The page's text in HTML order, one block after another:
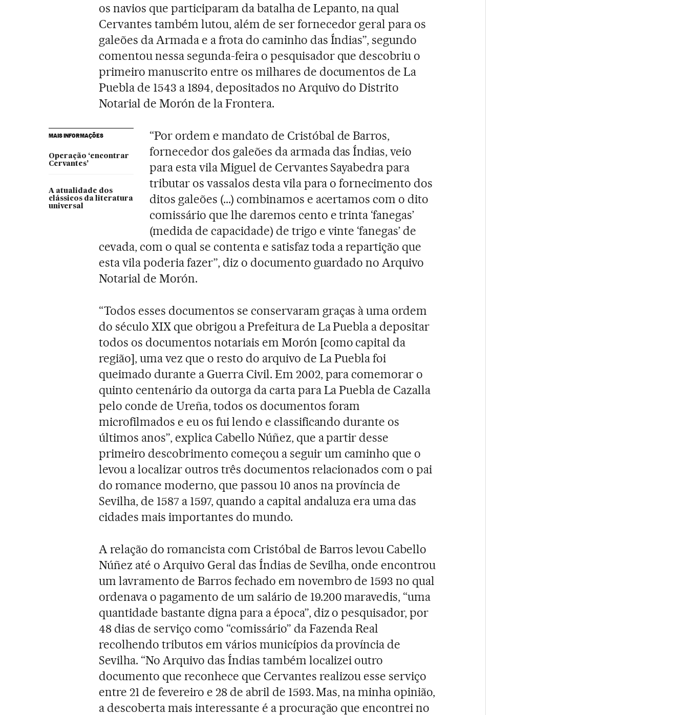
os navios que participaram da batalha de Lepanto, na qual
Cervantes também lutou, além de ser fornecedor geral para os
galeões da Armada e a frota do caminho das Índias”, segundo
comentou nessa segunda-feira o pesquisador que descobriu o
primeiro manuscrito entre os milhares de documentos de La
Puebla de 1543 a 1894, depositados no Arquivo do Distrito
Notarial de Morón de la Frontera.
MAIS INFORMAÇÕES
Operação ‘encontrar
Cervantes’
A atualidade dos
clássicos da literatura
universal
“Por ordem e mandato de Cristóbal de Barros,
fornecedor dos galeões da armada das Índias, veio
para esta vila Miguel de Cervantes Sayabedra para
tributar os vassalos desta vila para o fornecimento dos
ditos galeões (...) combinamos e acertamos com o dito
comissário que lhe daremos cento e trinta ‘fanegas’
(medida de capacidade) de trigo e vinte ‘fanegas’ de
cevada, com o qual se contenta e satisfaz toda a repartição que
esta vila poderia fazer”, diz o documento guardado no Arquivo
Notarial de Morón.
“Todos esses documentos se conservaram graças à uma ordem
do século XIX que obrigou a Prefeitura de La Puebla a depositar
todos os documentos notariais em Morón [como capital da
região], uma vez que o resto do arquivo de La Puebla foi
queimado durante a Guerra Civil. Em 2002, para comemorar o
quinto centenário da outorga da carta para La Puebla de Cazalla
pelo conde de Ureña, todos os documentos foram
microfilmados e eu os fui lendo e classificando durante os
últimos anos”, explica Cabello Núñez, que a partir desse
primeiro descobrimento começou a seguir um caminho que o
levou a localizar outros três documentos relacionados com o pai
do romance moderno, que passou 10 anos na província de
Sevilha, de 1587 a 1597, quando a capital andaluza era uma das
cidades mais importantes do mundo.
A relação do romancista com Cristóbal de Barros levou Cabello
Núñez até o Arquivo Geral das Índias de Sevilha, onde encontrou
um lavramento de Barros fechado em novembro de 1593 no qual
ordenava o pagamento de um salário de 19.200 maravedis, “uma
quantidade bastante digna para a época”, diz o pesquisador, por
48 dias de serviço como “comissário” da Fazenda Real
recolhendo tributos em vários municípios da província de
Sevilha. “No Arquivo das Índias também localizei outro
documento que reconhece que Cervantes realizou esse serviço
entre 21 de fevereiro e 28 de abril de 1593. Mas, na minha opinião,
a descoberta mais interessante é a procuração que encontrei no